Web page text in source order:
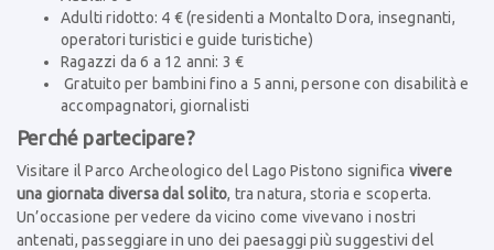
Adulti ridotto: 4 € (residenti a Montalto Dora, insegnanti,
operatori turistici e guide turistiche)
Ragazzi da 6 a 12 anni: 3 €
Gratuito per bambini fino a 5 anni, persone con disabilità e
accompagnatori, giornalisti
Perché partecipare?
Visitare il Parco Archeologico del Lago Pistono significa vivere
una giornata diversa dal solito, tra natura, storia e scoperta.
Un’occasione per vedere da vicino come vivevano i nostri
antenati, passeggiare in uno dei paesaggi più suggestivi del